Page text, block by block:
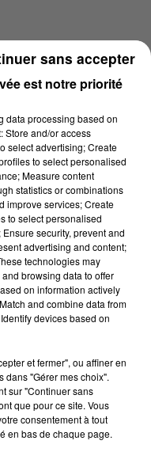
06/2026 à
DU 30/06/2026
est notre priorité
data processing based on
Store and/or access
select advertising; Create
to select personalised
Measure content
statistics or combinations
improve services; Create
to select personalised
security, prevent and
advertising and content;
technologies may
browsing data to offer
on information actively
and combine data from
devices based on
et fermer", ou affiner en
dans "Gérer mes choix".
sur "Continuer sans
que pour ce site. Vous
consentement à tout
en bas de chaque page.
sans accepter